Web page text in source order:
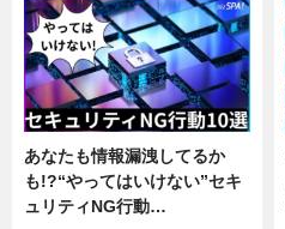
あなたも情報漏洩してるか
も!?“やってはいけない”セキ
ュリティNG行動…